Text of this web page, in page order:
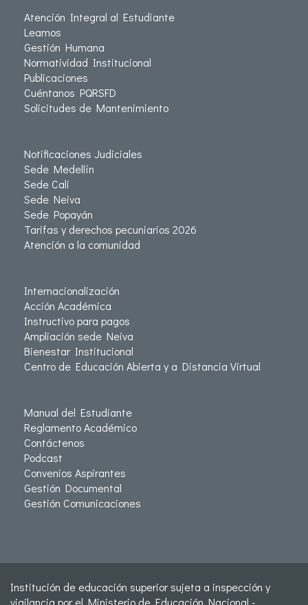
Atención Integral al Estudiante
Leamos
Gestión Humana
Normatividad Institucional
Publicaciones
Cuéntanos PQRSFD
Solicitudes de Mantenimiento
Notificaciones Judiciales
Sede Medellín
Sede Cali
Sede Neiva
Sede Popayán
Tarifas y derechos pecuniarios 2026
Atención a la comunidad
Internacionalización
Acción Académica
Instructivo para pagos
Ampliación sede Neiva
Bienestar Institucional
Centro de Educación Abierta y a Distancia Virtual
Manual del Estudiante
Reglamento Académico
Contáctenos
Podcast
Convenios Aspirantes
Gestión Documental
Gestión Comunicaciones
Institución de educación superior sujeta a inspección y